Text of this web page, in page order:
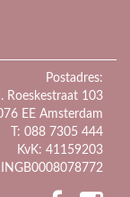
Postadres:
Roeskestraat 103
EE Amsterdam
T: 088 7305 444
KvK: 41159203